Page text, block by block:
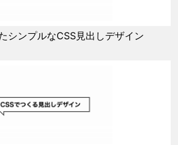
シンプルなCSS見出しデザイン